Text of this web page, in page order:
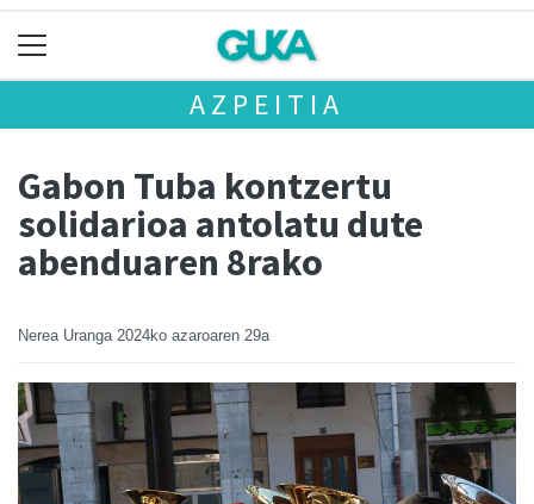
AZPEITIA
Gabon Tuba kontzertu
solidarioa antolatu dute
abenduaren 8rako
Nerea Uranga 2024ko azaroaren 29a